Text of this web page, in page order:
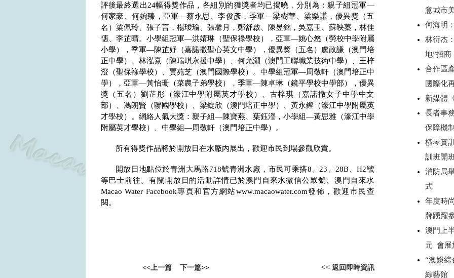
評後最終選出24幅得獎作品，各組別的獲獎者均已揭曉，分別為：親子組冠軍—
何家豪、何婉臻，亞軍—蔡永思、李俊彥，季軍—梁樹華、梁樂謙，優異獎（五
名）梁佩玲、張子言，楊璦瑜、張馨月，鄭舒啟、陳昱銘，吳嘉玉、蘇映蓁，林佳
憓、李芷睛。小學組冠軍—洪婧琳（聖保祿學校），亞軍—姚心悠（勞校中學附屬
小學），季軍—陳芷妤（嘉諾撒聖心英文中學），優異獎（五名）盧政謙（澳門培
正中學）、林泓熹（陳瑞琪永援中學）、何允灝（澳門工聯職業技術中學）、王梓
澄（聖保祿學校）、賈苑芝（澳門國際學校）。中學組冠軍—周敬軒（澳門培正中
學），亞軍—黃怡珊（菜農子弟學校），季軍—陳卓琳（鏡平學校中學部），優異
獎（五名）劉芷彤（濠江中學附屬英才學校）、古梓琪（嘉諾撒女子中學中文
部）、馮朗賢（聯國學校）、梁錠欣（澳門培正中學）、黃永鏗（濠江中學附屬英
才學校）。網絡人氣大獎：親子組—陳寶燕、葉鈺瀅，小學組—黃思雅（濠江中學
附屬英才學校）、中學組—周敬軒（澳門培正中學）。
所有得獎作品將於開放日在水廠內展出，歡迎市民到場參觀欣賞。
開放日地點位於青洲大馬路718號青洲水廠，市民可乘搭8、23 、28B、H2號
等巴士前往。有關開放日的活動詳情已於澳門自來水微信公眾號、澳門自來水
Macao Water Facebook專頁和官方網站www.macaowater.com發佈，歡迎市民查
閱。
<<上一篇 下一篇>> << 返回即時資訊
意城市
何海明
林衍杰
地”招
合作區
國際化
新媒體
長者事
保障機
橫琴實
訓班開
消防局
式
年度時
牌踴躍
澳門上
元 會展
“澳娛綜
綜藝館